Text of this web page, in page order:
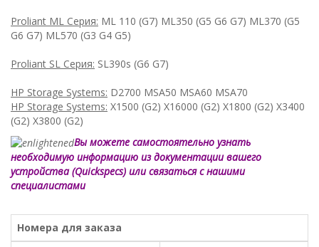
Proliant ML Серия: ML 110 (G7) ML350 (G5 G6 G7) ML370 (G5
G6 G7) ML570 (G3 G4 G5)
Proliant SL Серия: SL390s (G6 G7)
HP Storage Systems: D2700 MSA50 MSA60 MSA70
HP Storage Systems: X1500 (G2) X16000 (G2) X1800 (G2) X3400
(G2) X3800 (G2)
Вы можете самостоятельно узнать
необходимую информацию из документации вашего
устройства (Quickspecs) или связаться с нашими
специалистами
Номера для заказа